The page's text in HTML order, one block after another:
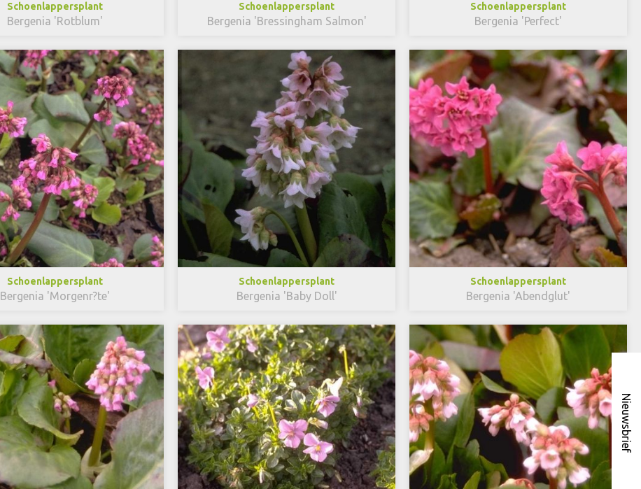
Schoenlappersplant
Bergenia 'Rotblum'
Schoenlappersplant
Bergenia 'Bressingham Salmon'
Schoenlappersplant
Bergenia 'Perfect'
Schoenlappersplant
Bergenia 'Morgenr?te'
Schoenlappersplant
Bergenia 'Baby Doll'
Schoenlappersplant
Bergenia 'Abendglut'
Nieuwsbrief